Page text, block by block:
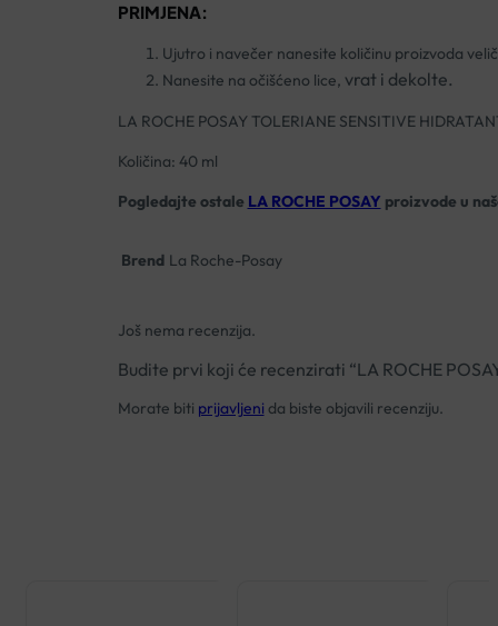
PRIMJENA:
Ujutro i navečer nanesite količinu proizvoda
Nanesite na očišćeno lice, vrat i dekolte.
LA ROCHE POSAY TOLERIANE SENSITIVE
Količina: 40 ml
Pogledajte ostale LA ROCHE POSAY proizvode u
Brend La Roche-Posay
Još nema recenzija.
Budite prvi koji će recenzirati “LA ROCHE
Morate biti prijavljeni da biste objavili recenziju.